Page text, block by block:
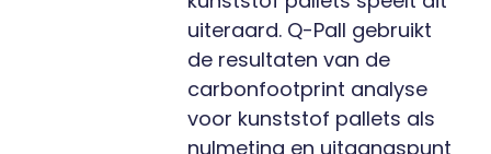
uiteraard. Q-Pall gebruikt
de resultaten van de
carbonfootprint analyse
voor kunststof pallets als
nulmeting en uitgangspunt